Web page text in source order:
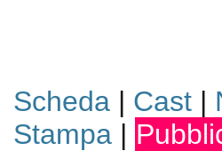
Scheda| Cast|
Stampa|